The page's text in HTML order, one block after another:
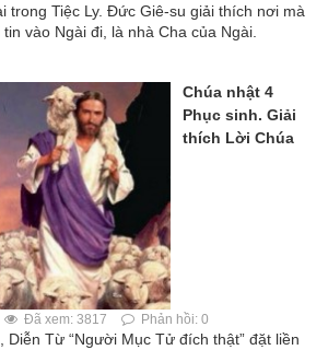
trong Tiệc Ly. Đức Giê-su giải thích nơi mà
vào Ngài đi, là nhà Cha của Ngài.
Chúa nhật 4
Phục sinh. Giải
thích Lời Chúa
Đã xem: 3817 Phản hồi: 0
Diễn Từ “Người Mục Tử đích thật” đặt liền